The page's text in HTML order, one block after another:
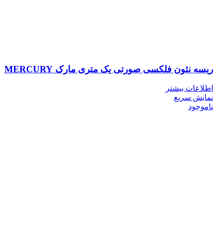
ریسه نئون فلکسی صورتی یک متری مارک MERCURY
اطلاعات بیشتر
نمایش سریع
ناموجود